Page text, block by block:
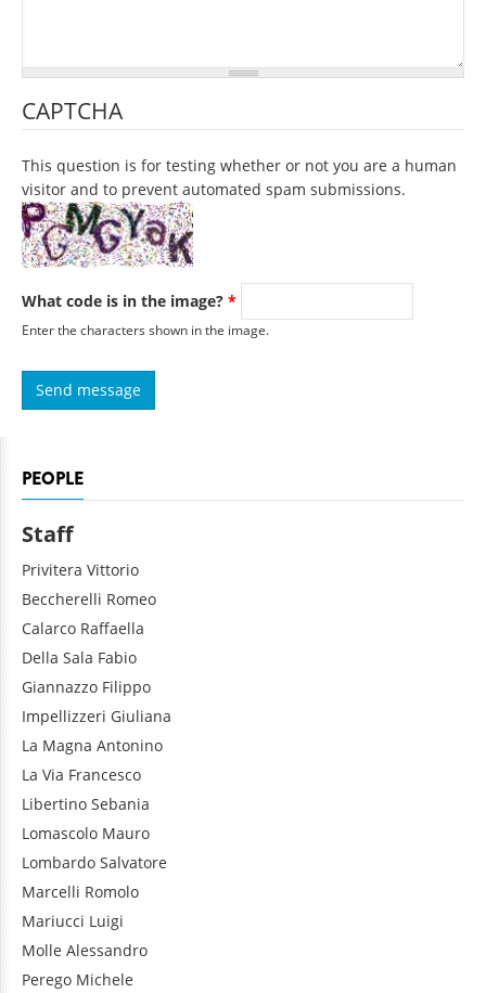
CAPTCHA
This question is for testing whether or not you are a human
visitor and to prevent automated spam submissions.
What code is in the image? *
Enter the characters shown in the image.
PEOPLE
Staff
Privitera Vittorio
Beccherelli Romeo
Calarco Raffaella
Della Sala Fabio
Giannazzo Filippo
Impellizzeri Giuliana
La Magna Antonino
La Via Francesco
Libertino Sebania
Lomascolo Mauro
Lombardo Salvatore
Marcelli Romolo
Mariucci Luigi
Molle Alessandro
Perego Michele